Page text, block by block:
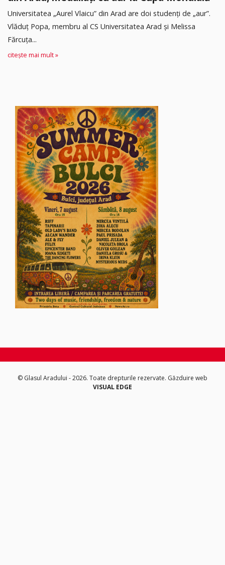
Universitatea „Aurel Vlaicu” din Arad are doi studenți de „aur”.
Vlăduț Popa, membru al CS Universitatea Arad și Melissa
Fărcuța...
citește mai mult »
© Glasul Aradului - 2026. Toate drepturile rezervate. Găzduire web
VISUAL EDGE